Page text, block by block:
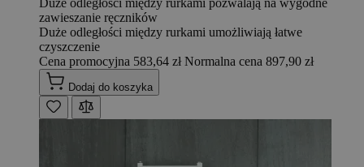
zawieszanie ręczników
Duże odległości między rurkami umożliwiają łatwe
czyszczenie
Cena promocyjna 583,64 zł Normalna cena 897,90 zł
Dodaj do koszyka